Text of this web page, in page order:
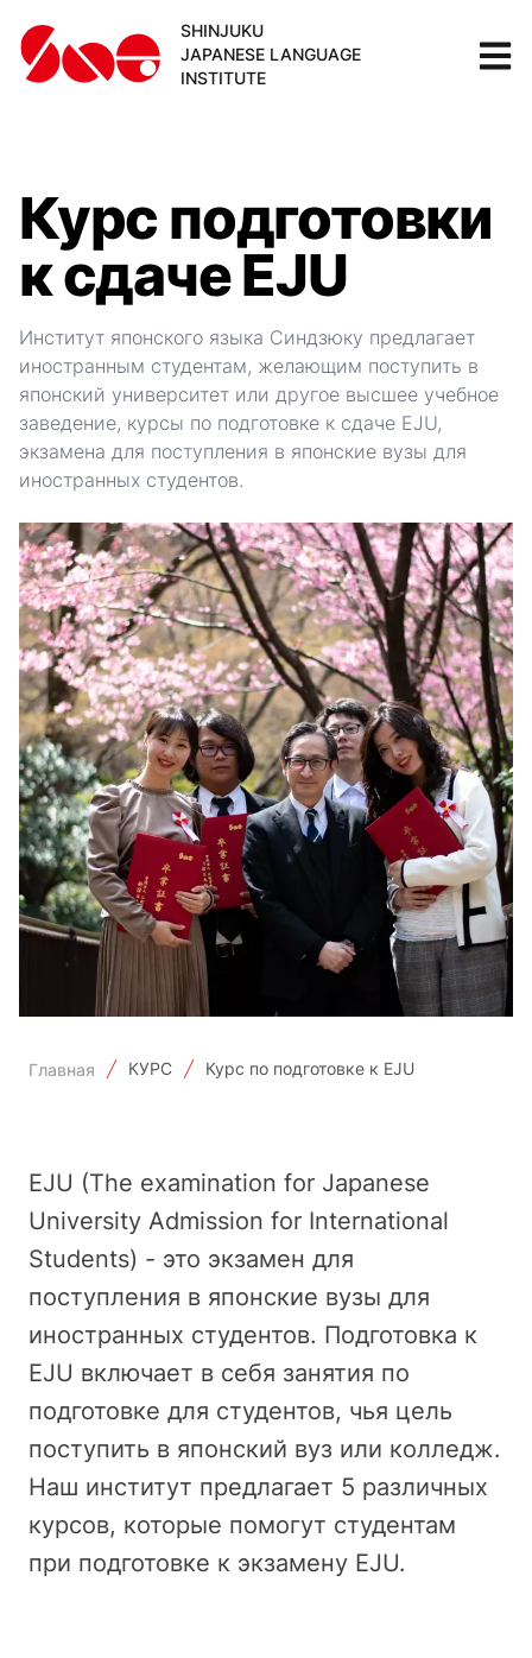
SHINJUKU
JAPANESE LANGUAGE
INSTITUTE
Курс подготовки
к сдаче EJU
Институт японского языка Синдзюку предлагает
иностранным студентам, желающим поступить в
японский университет или другое высшее учебное
заведение, курсы по подготовке к сдаче EJU,
экзамена для поступления в японские вузы для
иностранных студентов.
Главная КУРС Курс по подготовке к EJU
EJU (The examination for Japanese
University Admission for International
Students) - это экзамен для
поступления в японские вузы для
иностранных студентов. Подготовка к
EJU включает в себя занятия по
подготовке для студентов, чья цель
поступить в японский вуз или колледж.
Наш институт предлагает 5 различных
курсов, которые помогут студентам
при подготовке к экзамену EJU.